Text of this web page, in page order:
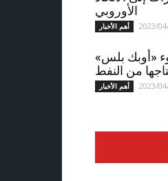
الأوروبي
أهم الأخبار 2023/
«أوبك بلس»
من النفط
أهم الأخبار 2023/